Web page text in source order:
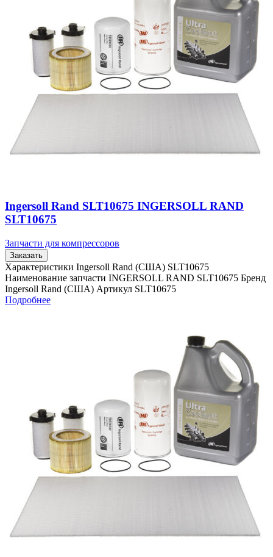
Ingersoll Rand SLT10675 INGERSOLL RAND
SLT10675
Запчасти для компрессоров
Заказать
Характеристики Ingersoll Rand (США) SLT10675
Наименование запчасти INGERSOLL RAND SLT10675 Бренд
Ingersoll Rand (США) Артикул SLT10675
Подробнее